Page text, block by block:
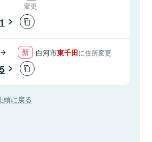
変更
白河市東千田に住所変更
頭に戻る